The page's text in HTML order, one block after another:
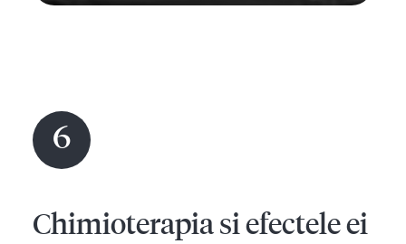
6
Chimioterapia si efectele ei